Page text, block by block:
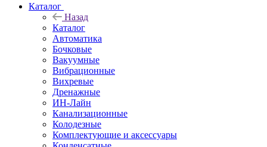
Каталог
Назад
Каталог
Автоматика
Бочковые
Вакуумные
Вибрационные
Вихревые
Дренажные
ИН-Лайн
Канализационные
Колодезные
Комплектующие и аксессуары